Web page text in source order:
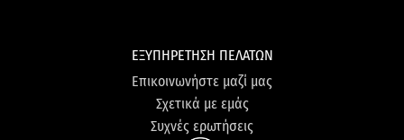
ΕΞΥΠΗΡΕΤΗΣΗ ΠΕΛΑΤΩΝ
Επικοινωνήστε μαζί μας
Σχετικά με εμάς
Συχνές ερωτήσεις